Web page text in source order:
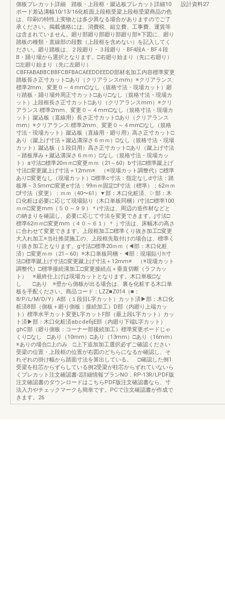
側板プレカット詳細 踏板・上段框・蹴込板プレカット詳細10
ボード差込溝幅10/13/16化粧面上段框受梁上段框受梁商品の色
は、印刷の特性上実物とは多少異なる場合がありますのでご了
承ください。掲載価格には、消費税、組立費、工事費、運賃等
は含まれていません。廻り部廻り部廻り部廻り部※下図に、廻り
踏板の種類・直線部の段数（上段框を含めない）を記入してく
ださい。廻り踏板は、２段廻り・３段廻り・BF4段A・BF４段
B・踊り場から選択となります。□右廻り始まり（先に右廻り）
□左廻り始まり（先に左廻り）
CBFFABABBCBBFCBFBACAEEDDEEDD部材名加工内容標準変更
踏板長さ正寸カット□あり（クリアランスmm）※クリアランス:
標準2mm、変更０～４mm□なし（規格寸法・現場カット）廻
り踏板・踊り場外周正寸カット□あり□なし（規格寸法・現場カ
ット）上段框長さ正寸カット□あり（クリアランスmm）※クリ
アランス:標準2mm、変更０～４mm□なし（規格寸法・現場カ
ット）蹴込板（直線用）長さ正寸カット□あり（クリアランス
mm）※クリアランス:標準2mm、変更０～４mm□なし（規格
寸法・現場カット）蹴込板（直線用・廻り用）高さ正寸カット□
あり（蹴上げ寸法＋蹴込溝深さ６ｍｍ）□なし（規格寸法・現場
カット）蹴込板（１段目用）高さ正寸カット□あり（蹴上げ寸法
－踏板厚み＋蹴込溝深さ６ｍｍ）□なし（規格寸法・現場カッ
ト）a寸法□標準20ｍｍ□変更ｍｍ（21～60）b寸法□標準蹴上げ
寸法□変更蹴上げ寸法＋12mm※ （※現場カット調整代）□標準
あり□変更なし（現場カット）□標準c寸法：指定なしd寸法：踏
板厚－3.5mm□変更e寸法：99ｍｍ固定□f寸法（標準）：62ｍｍ
□f寸法（変更）：ｍｍ（40〜61）▼部：木口化粧済、▷部：木
口化粧は必要に応じて現場貼り（木口単板同梱）i寸法□標準100
ｍｍ□変更mm（５０～９９）＊i寸法は、周辺の造作材などと
の納まりを確認し、必要に応じて寸法を変更できます。j寸法□
標準62ｍｍ□変更mm（４０～６１）＊ｊ寸法は、床幅木の高さ
に合わせて変更できます。上段框加工□標準くり抜き加工□変更
大入れ加工※当社推奨施工の、上段框先取付けの場合は、標準く
り抜き加工となります。g寸法□標準20ｍｍ（◀部：木口化粧
済）□変更ｍｍ（21～60）※木口単板同梱・◀部：現場貼りh寸
法□標準蹴上げ寸法□変更蹴上げ寸法＋12mm※ （※現場カット
調整代）□標準接続溝加工□変更接続点＋垂直切断（ラフカッ
ト） ※最終仕上げは現場カットとなります。木口単板□な
し □あり ※壁から側板が出る場合は、裏を化粧する木口単
板を手配ください。商品コード：LZZ■Z014（■：
8/P/L/M/D/Y）A部（１段目L字カット）カット済▶部：木口化
粧済B部（側板＋廻り側板：接続加工）D部（内廻り上端カッ
ト）標準水平カット変更L字カットF部（最上段L字カット）カッ
ト済▶部：木口化粧済abcdefijE部（内廻り下端L字カット）
ghC部（廻り側板：コーナー部接続加工）標準変更ボードじゃ
くり□なし □あり（10mm）□あり（13mm）□あり（16mm）
※ありの場合□上のみ □上下追加加工選択必ずご確認ください
受梁の位置・上段框の位置が右図のどちらになるか確認し、そ
れぞれの掛け幅から踏面寸法を算出している。 □確認した例1
受梁を柱芯からずらしている例2受梁が柱芯からずれていないら
くプレカット注文確認書-2詳細情報プランNO．RP-13R/LPDF版
注文確認書のダウンロードはこちらPDF版注文確認書なら、寸
法入力やチェックマークも簡単です。PCで注文確認書が作成で
きます。26
設計資料27